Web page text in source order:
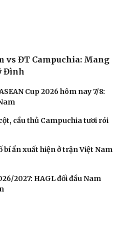
khi bóng đi dọc dây
danh giá tại Việt
tích nguyên lý hình tam
PPA Asia 500 tại TP. Hồ
khi bóng ở vị trí ô 2 trong